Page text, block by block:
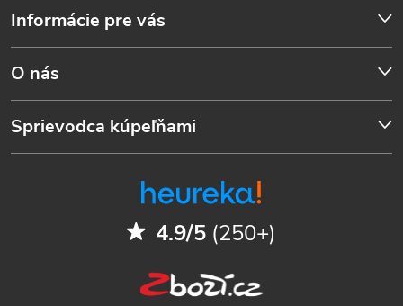
Informácie pre vás
O nás
Sprievodca kúpeľňami
4.9/5 (250+)